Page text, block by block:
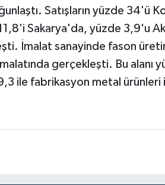
Satışların yüzde 34'ü
Sakarya'da, yüzde 3,9'u
İmalat sanayinde fason
gerçekleşti. Bu alanı
ile fabrikasyon metal